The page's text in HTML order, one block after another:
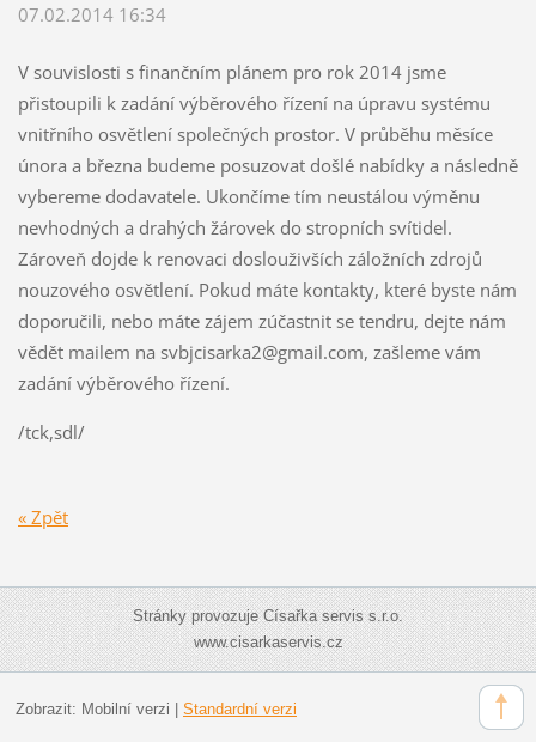
07.02.2014 16:34
V souvislosti s finančním plánem pro rok 2014 jsme
přistoupili k zadání výběrového řízení na úpravu systému
vnitřního osvětlení společných prostor. V průběhu měsíce
února a března budeme posuzovat došlé nabídky a následně
vybereme dodavatele. Ukončíme tím neustálou výměnu
nevhodných a drahých žárovek do stropních svítidel.
Zároveň dojde k renovaci doslouživších záložních zdrojů
nouzového osvětlení. Pokud máte kontakty, které byste nám
doporučili, nebo máte zájem zúčastnit se tendru, dejte nám
vědět mailem na svbjcisarka2@gmail.com, zašleme vám
zadání výběrového řízení.
/tck,sdl/
« Zpět
Stránky provozuje Císařka servis s.r.o.
www.cisarkaservis.cz
Zobrazit: Mobilní verzi | Standardní verzi